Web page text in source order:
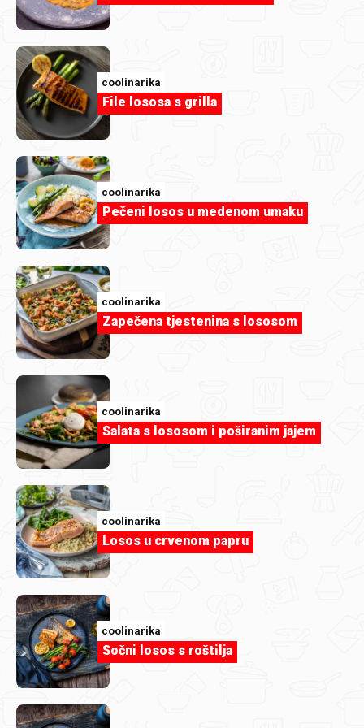
WCAG 2.2 razina AA (Web Content Accessibility
Guidelines)
EN 301 549 (europski standard za ICT pristupačnost)
Cilj nam je uskladiti se s navedenim smjernicama i
omogućiti jednak pristup informacijama svim korisnicima.
Stanje usklađenosti
PortalCoolinarika.comtrenutnonije u potpunosti
usklađensa spomenutim smjernicama. U listopadu 2025.
provedena je neovisna revizija pristupačnosti od strane
Infinum d.o.o., koja je pokazala da postoje značajne
prepreke za osobe s invaliditetom.
Sažetak uočenih
nepristupačnosti
Kritične prepreke:
Nedostatak pristupačnih naziva za tipke, obrasce i
elemente sučelja.
Nedostatak oznaka (labela) i povezanih elemenata u
obrascima.
Problemi s fokusom i redoslijedom tipkovne navigacije
(nepravilno otvaranje dijaloga, izgubljeni fokus, nevidljiva
stanja fokusa).
Nepravilno ponašanje modala i dijaloga (nemogućnost
zatvaranja pomoću tipkovnice, neispravno prebacivanje
fokusa).
Problemi pri povećanju prikaza (200% zoom uz
coolinarika
File lososa s grilla
coolinarika
Pečeni losos u medenom umaku
coolinarika
Zapečena tjestenina s lososom
coolinarika
Salata s lososom i poširanim jajem
coolinarika
Losos u crvenom papru
coolinarika
Sočni losos s roštilja